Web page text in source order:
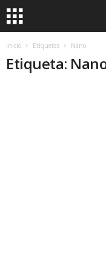
Inicio Etiquetas Nano
Etiqueta: